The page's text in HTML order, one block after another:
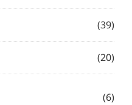
(39)
(20)
(6)